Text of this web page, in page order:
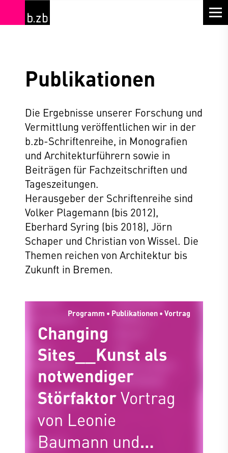
Publikationen
Die Ergebnisse unserer Forschung und
Vermittlung veröffentlichen wir in der
b.zb-Schriftenreihe, in Mono­grafien
und Architekturführern sowie in
Beiträgen für Fachzeit­schriften und
Tageszeitungen.
Herausgeber der Schriftenreihe sind
Volker Plagemann (bis 2012),
Eberhard Syring (bis 2018), Jörn
Schaper und Christian von Wissel. Die
Themen reichen von Architektur bis
Zukunft in Bremen.
Programm • Publikationen • Vortrag
Changing
Sites__Kunst als
notwendiger
StörfaktorVortrag
von Leonie
Baumann und